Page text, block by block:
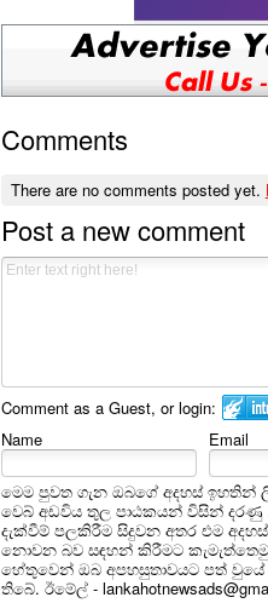
Comments
There are no comments posted yet.
Post a new comment
Comment as a Guest, or login:
Name
Email
මෙම පුවත ගැන ඔබගේ අදහස් ඉහතින්
වෙබ් අඩවිය තුල පාඨකයන් විසින් දරණු
දැක්වීම් පලකිරීම සිදුවන අතර එම
නොවන බව සඳහන් කිරීමට
හේතුවෙන් ඔබ අපහසුතාවයට පත්
තිබේ. ඊමේල් -